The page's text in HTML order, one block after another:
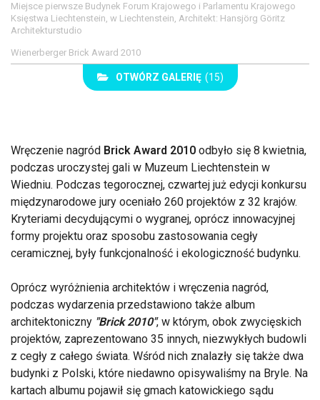
Miejsce pierwsze Budynek Forum Krajowego i Parlamentu Krajowego
Księstwa Liechtenstein, w Liechtenstein, Architekt: Hansjörg Göritz
Architekturstudio
Wienerberger Brick Award 2010
OTWÓRZ GALERIĘ (15)
Wręczenie nagród Brick Award 2010 odbyło się 8 kwietnia,
podczas uroczystej gali w Muzeum Liechtenstein w
Wiedniu. Podczas tegorocznej, czwartej już edycji konkursu
międzynarodowe jury oceniało 260 projektów z 32 krajów.
Kryteriami decydującymi o wygranej, oprócz innowacyjnej
formy projektu oraz sposobu zastosowania cegły
ceramicznej, były funkcjonalność i ekologiczność budynku.
Oprócz wyróżnienia architektów i wręczenia nagród,
podczas wydarzenia przedstawiono także album
architektoniczny "Brick 2010", w którym, obok zwycięskich
projektów, zaprezentowano 35 innych, niezwykłych budowli
z cegły z całego świata. Wśród nich znalazły się także dwa
budynki z Polski, które niedawno opisywaliśmy na Bryle. Na
kartach albumu pojawił się gmach katowickiego sądu